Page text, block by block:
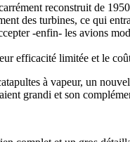
reconstruit de
des turbines, ce qui
-enfin- les avions
efficacité limitée et le
à vapeur, un
grandi et son